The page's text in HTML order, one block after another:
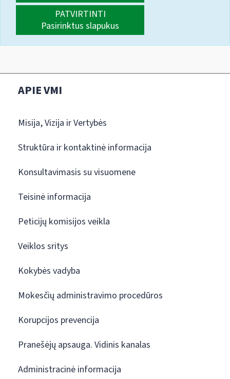
PATVIRTINTI
Pasirinktus slapukus
APIE VMI
Misija, Vizija ir Vertybės
Struktūra ir kontaktinė informacija
Konsultavimasis su visuomene
Teisinė informacija
Peticijų komisijos veikla
Veiklos sritys
Kokybės vadyba
Mokesčių administravimo procedūros
Korupcijos prevencija
Pranešėjų apsauga. Vidinis kanalas
Administracinė informacija